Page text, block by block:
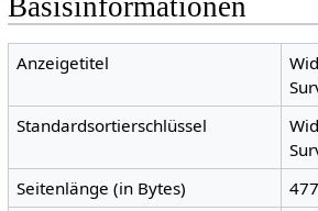
Basisinformationen
Anzeigetitel
Standardsortierschlüssel
Seitenlänge (in Bytes)
477